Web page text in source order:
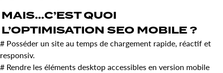
MAIS…C’EST QUOI
L’OPTIMISATION SEO MOBILE?
# Posséder un site au temps de chargement rapide, réactif et
responsiv.
# Rendre les éléments desktop accessibles en version mobile